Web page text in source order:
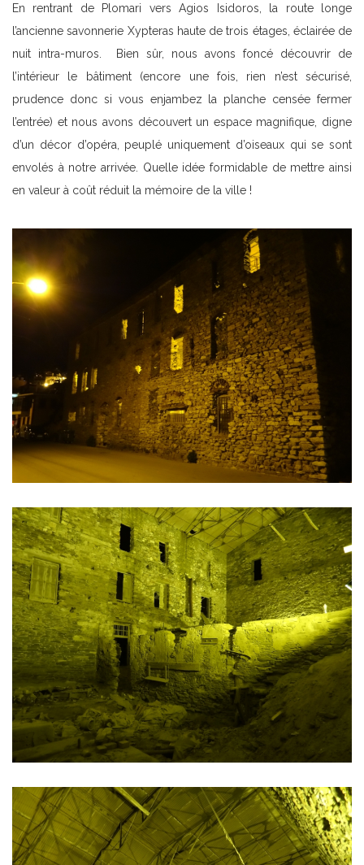
En rentrant de Plomari vers Agios Isidoros, la route longe
l’ancienne savonnerie Xypteras haute de trois étages, éclairée de
nuit intra-muros. Bien sûr, nous avons foncé découvrir de
l’intérieur le bâtiment (encore une fois, rien n’est sécurisé,
prudence donc si vous enjambez la planche censée fermer
l’entrée) et nous avons découvert un espace magnifique, digne
d’un décor d’opéra, peuplé uniquement d’oiseaux qui se sont
envolés à notre arrivée. Quelle idée formidable de mettre ainsi
en valeur à coût réduit la mémoire de la ville !